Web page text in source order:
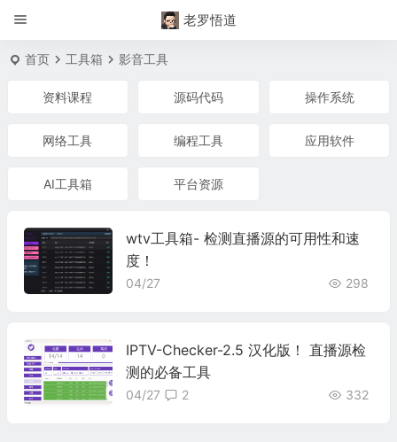
老罗悟道
首页 工具箱 影音工具
资料课程 源码代码 操作系统
网络工具 编程工具 应用软件
AI工具箱 平台资源
wtv工具箱- 检测直播源的可用性和速
度！
04/27 298
IPTV-Checker-2.5 汉化版！ 直播源检
测的必备工具
04/27 332
2